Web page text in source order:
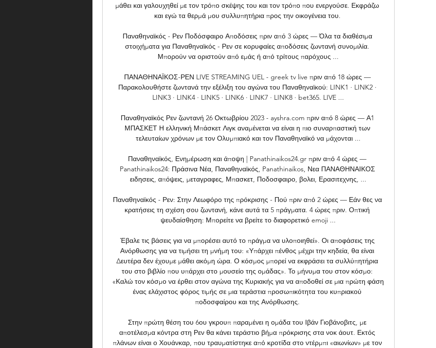
μάθει και γαλουχηθεί με τον τρόπο σκέψης του και τον τρόπο που ενεργούσε. Εκφράζω
και εγώ τα θερμά μου συλλυπητήρια προς την οικογένεια του.
Παναθηναϊκός - Ρεν Ποδόσφαιρο Αποδόσεις πριν από 3 ώρες — Όλα τα διαθέσιμα
στοιχήματα για Παναθηναϊκός - Ρεν σε κορυφαίες αποδόσεις ζωντανή συνομιλία.
Μπορούν να οριστούν από εμάς ή από τρίτους παρόχους ...
ΠΑΝΑΘΗΝΑΪΚΟΣ-ΡΕΝ LIVE STREAMING UEL - greek tv live πριν από 18 ώρες —
Παρακολουθήστε ζωντανά την εξέλιξη του αγώνα του Παναθηναϊκού: LINK1 · LINK2 ·
LINK3 · LINK4 · LINK5 · LINK6 · LINK7 · LINK8 · bet365. LIVE ...
Παναθηναϊκός Ρεν ζωντανή 26 Οκτωβρίου 2023 - ayshra.com πριν από 8 ώρες — Α1
ΜΠΑΣΚΕΤ Η ελληνική Μπάσκετ Λιγκ αναμένεται να είναι η πιο συναρπαστική των
τελευταίων χρόνων με τον Ολυμπιακό και τον Παναθηναϊκό να μάχονται ...
Παναθηναϊκός, Ενημέρωση και άποψη | Panathinaikos24.gr πριν από 4 ώρες —
Panathinaikos24: Πράσινα Νέα, Παναθηναϊκός, Panathinaikos, Νεα ΠΑΝΑΘΗΝΑΙΚΟΣ
ειδησεις, απόψεις, μεταγραφες, Μπασκετ, Ποδοσφαιρο, βολει, Ερασιτεχνης, ...
Παναθηναϊκός - Ρεν: Στην Λεωφόρο της πρόκρισης - Πού πριν από 2 ώρες — Εάν θες να
κρατήσεις τη σχέση σου ζωντανή, κάνε αυτά τα 5 πράγματα. 4 ώρες πριν. Οπτική
ψευδαίσθηση: Μπορείτε να βρείτε το διαφορετικό emoji ...
Έβαλε τις βάσεις για να μπορέσει αυτό το πράγμα να υλοποιηθεί». Οι αποφάσεις της
Ανόρθωσης για να τιμήσει τη μνήμη του: «Υπάρχει πένθος μέχρι την κηδεία, θα είναι
Δευτέρα δεν έχουμε μάθει ακόμη ώρα. Ο κόσμος μπορεί να εκφράσει τα συλλύπητήρια
του στο βιβλίο που υπάρχει στο μουσείο της ομάδας». Το μήνυμα του στον κόσμο:
«Καλώ τον κόσμο να έρθει στον αγώνα της Κυριακής για να αποδοθεί σε μια πρώτη φάση
ένας ελάχιστος φόρος τιμής σε μια τεράστια προσωπικότητα του κυπριακού
ποδοσφαίρου και της Ανόρθωσης.
Στην πρώτη θέση του 6ου γκρουπ παραμένει η ομάδα του Ιβάν Γιοβάνοβιτς, με
αποτέλεσμα κόντρα στη Ρεν θα κάνει τεράστιο βήμα πρόκρισης στα νοκ άουτ. Εκτός
πλάνων είναι ο Χουάνκαρ, που τραυματίστηκε από κροτίδα στο ντέρμπι «αιωνίων» με τον